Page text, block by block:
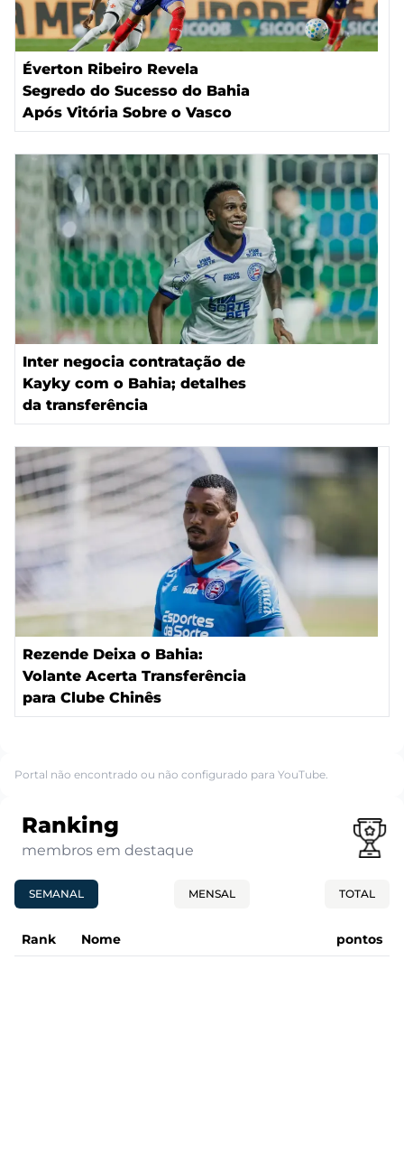
Éverton Ribeiro Revela
Segredo do Sucesso do Bahia
Após Vitória Sobre o Vasco
Inter negocia contratação de
Kayky com o Bahia; detalhes
da transferência
Rezende Deixa o Bahia:
Volante Acerta Transferência
para Clube Chinês
Portal não encontrado ou não configurado para YouTube.
Ranking
membros em destaque
SEMANAL MENSAL TOTAL
Rank Nome pontos